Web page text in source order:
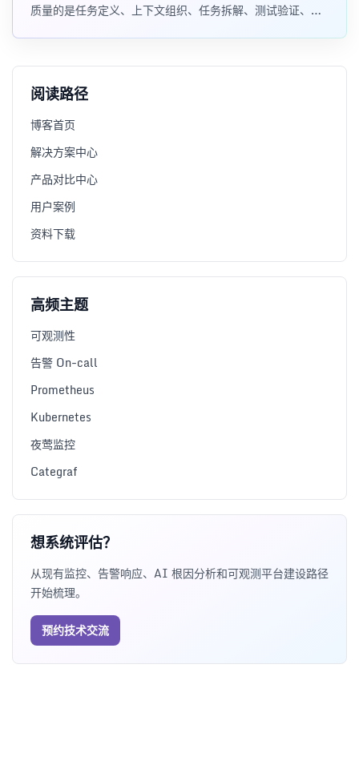
质量的是任务定义、上下文组织、任务拆解、测试验证、工
阅读路径
博客首页
解决方案中心
产品对比中心
用户案例
资料下载
高频主题
可观测性
告警 On-call
Prometheus
Kubernetes
夜莺监控
Categraf
想系统评估？
从现有监控、告警响应、AI 根因分析和可观测平台建设路径
开始梳理。
预约技术交流